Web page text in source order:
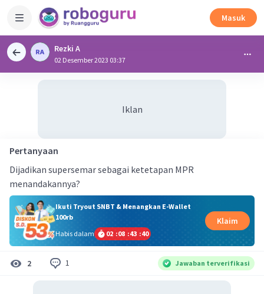
Masuk
Rezki A
02 Desember 2023 03:37
Iklan
Pertanyaan
Dijadikan supersemar sebagai ketetapan MPR
menandakannya?
Ikuti Tryout SNBT & Menangkan E-Wallet
100rb
Habis dalam
02 :08 :43 :40
Klaim
2 1 Jawaban terverifikasi